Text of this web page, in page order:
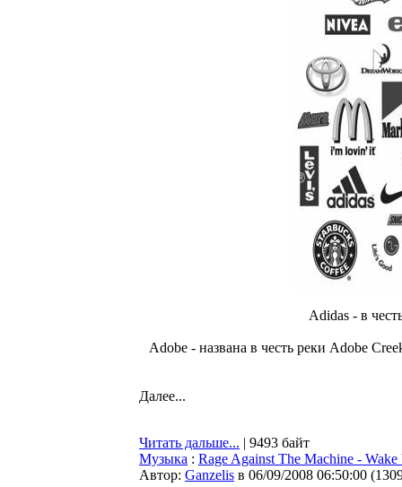
Adidas - в
Adobe - названа в честь реки Adobe
Далее...
Читать дальше... | 9493 байт
Музыка : Rage Against The Machine - Wake
Автор: Ganzelis в 06/09/2008 06:50:00 (